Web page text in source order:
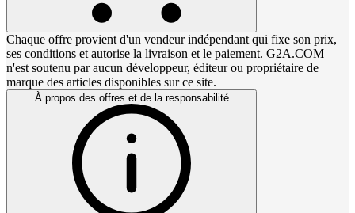
Chaque offre provient d'un vendeur indépendant qui fixe son prix,
ses conditions et autorise la livraison et le paiement. G2A.COM
n'est soutenu par aucun développeur, éditeur ou propriétaire de
marque des articles disponibles sur ce site.
À propos des offres et de la responsabilité